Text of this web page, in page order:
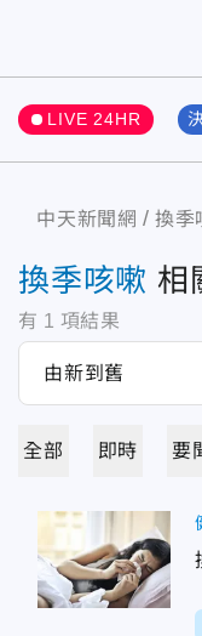
LIVE 24HR
中天新聞網 換季
換季咳嗽 相
有 1 項結果
全部 即時 要